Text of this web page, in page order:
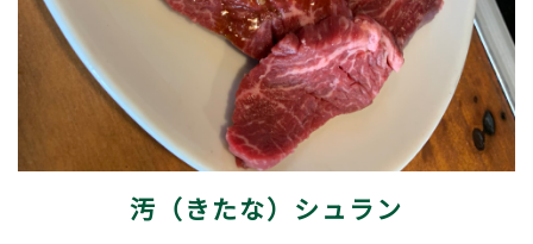
汚（きたな）シュラン